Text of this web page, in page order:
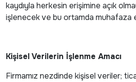
kaydıyla herkesin erişimine açık
işlenecek ve bu ortamda muhafaza
Kişisel Verilerin İşlenme Amacı
Firmamız nezdinde kişisel veriler;